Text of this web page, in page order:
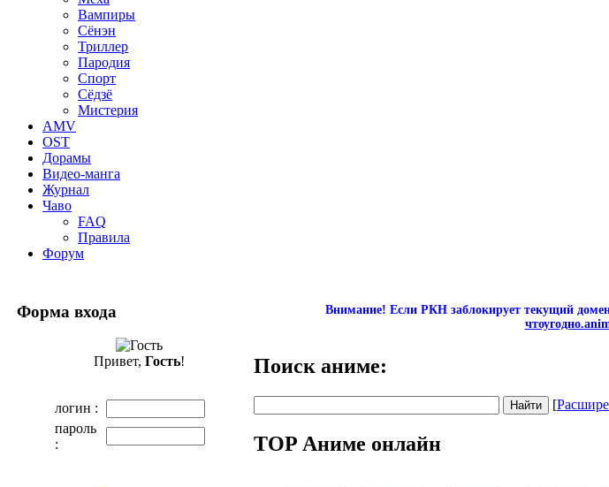
Вампиры
Сёнэн
Триллер
Пародия
Спорт
Сёдзё
Мистерия
AMV
OST
Дорамы
Видео-манга
Журнал
Чаво
FAQ
Правила
Форум
Форма входа
Привет, Гость!
логин :
пароль
:
Внимание! Если РКН заблокирует текущий
Поиск аниме:
[
TOP Аниме онлайн